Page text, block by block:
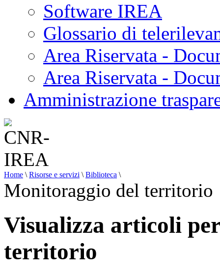
Software IREA
Glossario di
Area Riservata -
Area Riservata -
Amministrazione
Home \ Risorse e servizi \ Biblioteca \
Monitoraggio del territorio
Visualizza articoli
territorio